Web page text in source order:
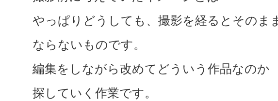
やっぱりどうしても、撮影を経るとそのま
ならないものです。
編集をしながら改めてどういう作品なのか
探していく作業です。